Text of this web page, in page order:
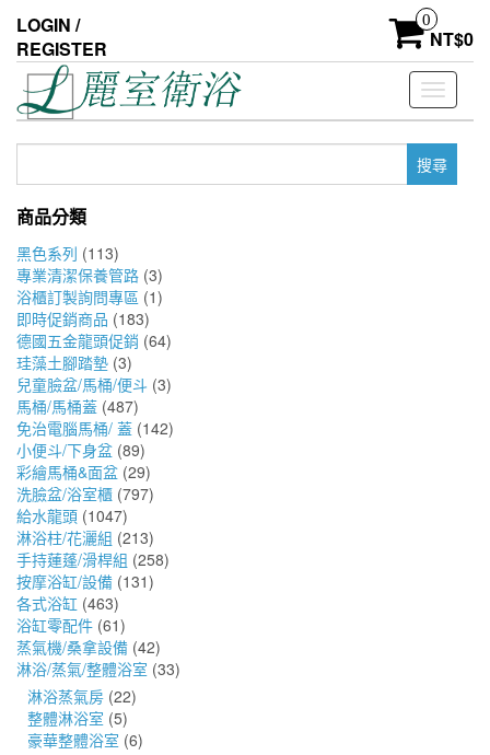
the
content
LOGIN /
REGISTER
0
NT$0
Toggle
鍵
商品分類
黑色系列 (113)
專業清潔保養管路 (3)
浴櫃訂製詢問專區 (1)
即時促銷商品 (183)
德國五金龍頭促銷 (64)
珪藻土腳踏墊 (3)
兒童臉盆/馬桶/便斗 (3)
馬桶/馬桶蓋 (487)
免治電腦馬桶/ 蓋 (142)
小便斗/下身盆 (89)
彩繪馬桶&面盆 (29)
洗臉盆/浴室櫃 (797)
給水龍頭 (1047)
淋浴柱/花灑組 (213)
手持蓮蓬/滑桿組 (258)
按摩浴缸/設備 (131)
各式浴缸 (463)
浴缸零配件 (61)
蒸氣機/桑拿設備 (42)
淋浴/蒸氣/整體浴室 (33)
淋浴蒸氣房 (22)
整體淋浴室 (5)
豪華整體浴室 (6)